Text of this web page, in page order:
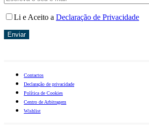
Li e Aceito a Declaração de Privacidade
Enviar
Contactos
Declaração de privacidade
Política de Cookies
Centro de Arbitragem
Wishlist